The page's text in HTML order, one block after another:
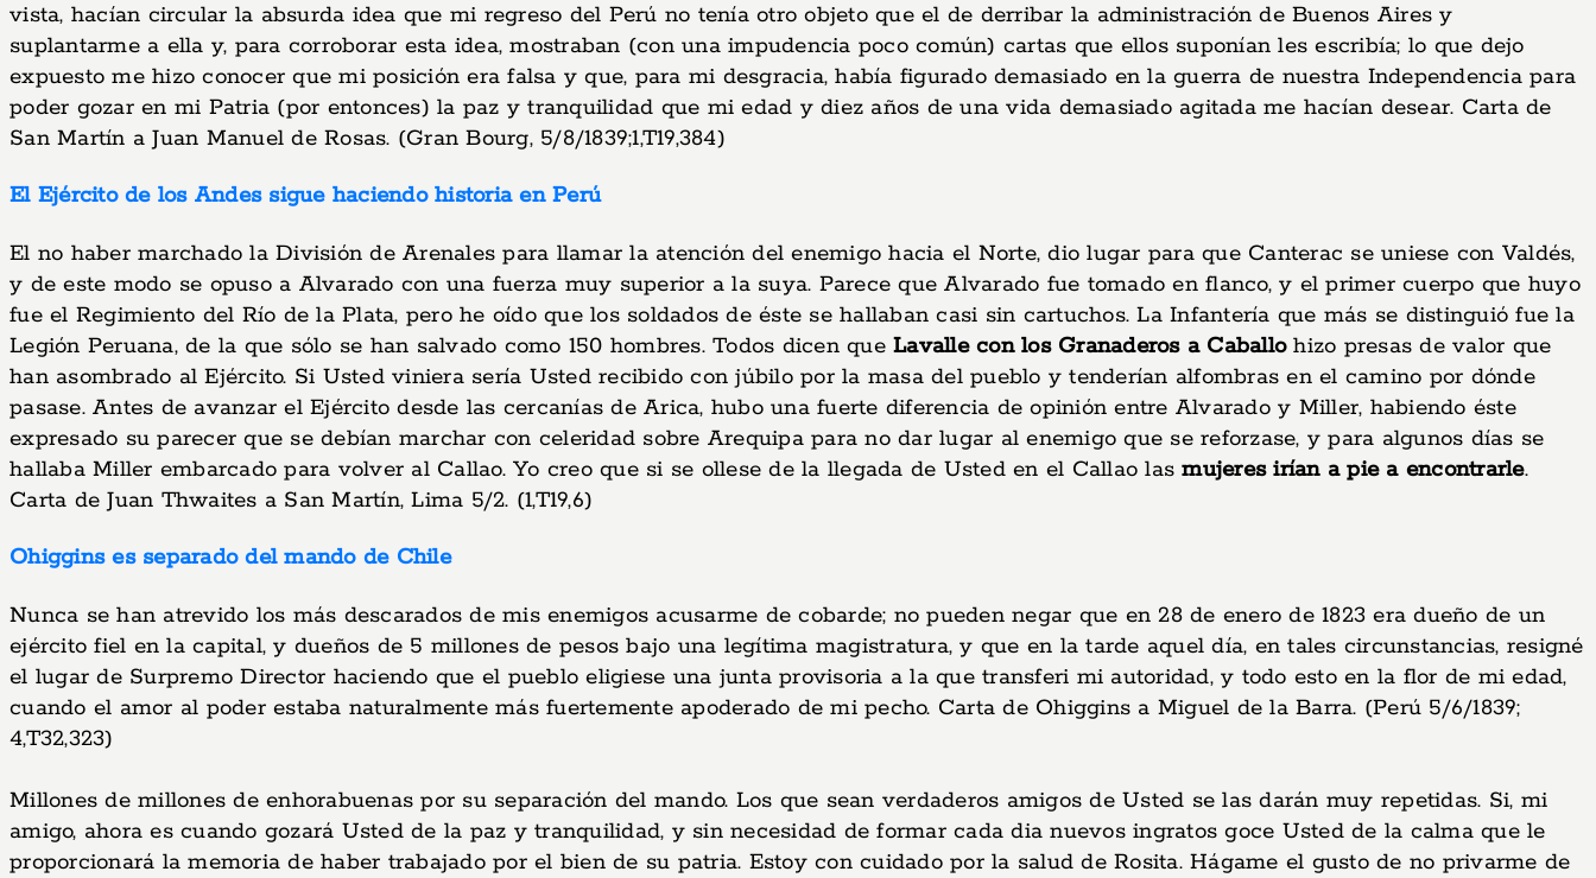
vista, hacían circular la absurda idea que mi regreso del Perú no tenía otro objeto que el de derribar la administración de Buenos Aires y
suplantarme a ella y, para corroborar esta idea, mostraban (con una impudencia poco común) cartas que ellos suponían les escribía; lo que dejo
expuesto me hizo conocer que mi posición era falsa y que, para mi desgracia, había figurado demasiado en la guerra de nuestra Independencia para
poder gozar en mi Patria (por entonces) la paz y tranquilidad que mi edad y diez años de una vida demasiado agitada me hacían desear. Carta de
San Martín a Juan Manuel de Rosas. (Gran Bourg, 5/8/1839;1,T19,384)
El Ejército de los Andes sigue haciendo historia en Perú
El no haber marchado la División de Arenales para llamar la atención del enemigo hacia el Norte, dio lugar para que Canterac se uniese con Valdés,
y de este modo se opuso a Alvarado con una fuerza muy superior a la suya. Parece que Alvarado fue tomado en flanco, y el primer cuerpo que huyo
fue el Regimiento del Río de la Plata, pero he oído que los soldados de éste se hallaban casi sin cartuchos. La Infantería que más se distinguió fue la
Legión Peruana, de la que sólo se han salvado como 150 hombres. Todos dicen que Lavalle con los Granaderos a Caballohizo presas de valor que
han asombrado al Ejército. Si Usted viniera sería Usted recibido con júbilo por la masa del pueblo y tenderían alfombras en el camino por dónde
pasase. Antes de avanzar el Ejército desde las cercanías de Arica, hubo una fuerte diferencia de opinión entre Alvarado y Miller, habiendo éste
expresado su parecer que se debían marchar con celeridad sobre Arequipa para no dar lugar al enemigo que se reforzase, y para algunos días se
hallaba Miller embarcado para volver al Callao. Yo creo que si se ollese de la llegada de Usted en el Callao lasmujeres irían a pie a encontrarle.
Carta de Juan Thwaites a San Martín, Lima 5/2. (1,T19,6)
Ohiggins es separado del mando de Chile
Nunca se han atrevido los más descarados de mis enemigos acusarme de cobarde; no pueden negar que en 28 de enero de 1823 era dueño de un
ejército fiel en la capital, y dueños de 5 millones de pesos bajo una legítima magistratura, y que en la tarde aquel día, en tales circunstancias, resigné
el lugar de Surpremo Director haciendo que el pueblo eligiese una junta provisoria a la que transferi mi autoridad, y todo esto en la flor de mi edad,
cuando el amor al poder estaba naturalmente más fuertemente apoderado de mi pecho. Carta de Ohiggins a Miguel de la Barra. (Perú 5/6/1839;
4,T32,323)
Millones de millones de enhorabuenas por su separación del mando. Los que sean verdaderos amigos de Usted se las darán muy repetidas. Si, mi
amigo, ahora es cuando gozará Usted de la paz y tranquilidad, y sin necesidad de formar cada dia nuevos ingratos goce Usted de la calma que le
proporcionará la memoria de haber trabajado por el bien de su patria. Estoy con cuidado por la salud de Rosita. Hágame el gusto de no privarme de